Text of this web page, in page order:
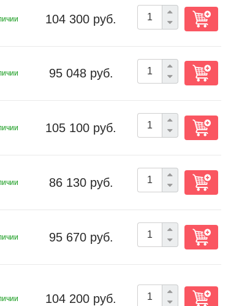
104 300 руб.
95 048 руб.
105 100 руб.
86 130 руб.
95 670 руб.
104 200 руб.